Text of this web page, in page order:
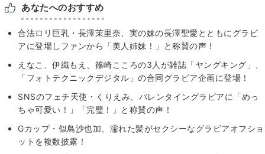
あなたへのおすすめ
合法ロリ巨乳・長澤茉里奈、実の妹の長澤聖愛とともにグラビ
アに登場しファンから「美人姉妹！」と称賛の声！
えなこ、伊織もえ、篠崎こころの3人が雑誌「ヤングキング」、
「フォトテクニックデジタル」の合同グラビア企画に登場！
SNSのフェチ天使・くりえみ、バレンタイングラビアに「めっ
ちゃ可愛い！」「完璧！」と称賛の声！
Gカップ・似鳥沙也加、濡れた髪がセクシーなグラビアオフショ
ットを複数披露！